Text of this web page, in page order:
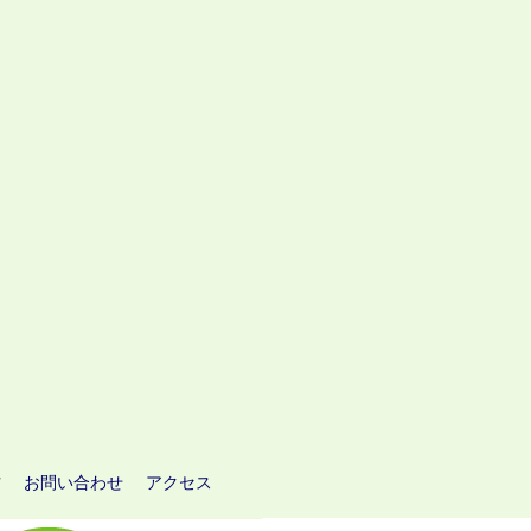
お問い合わせ アクセス